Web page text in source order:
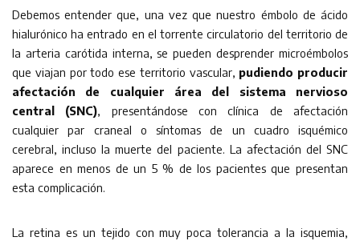
Debemos entender que, una vez que nuestro émbolo de ácido
hialurónico ha entrado en el torrente circulatorio del territorio de
la arteria carótida interna, se pueden desprender microémbolos
que viajan por todo ese territorio vascular, pudiendo producir
afectación de cualquier área del sistema nervioso
central (SNC), presentándose con clínica de afectación
cualquier par craneal o síntomas de un cuadro isquémico
cerebral, incluso la muerte del paciente. La afectación del SNC
aparece en menos de un 5 % de los pacientes que presentan
esta complicación.
La retina es un tejido con muy poca tolerancia a la isquemia,